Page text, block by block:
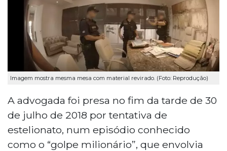
Imagem mostra mesma mesa com material revirado. (Foto: Reprodução)
A advogada foi presa no fim da tarde de 30
de julho de 2018 por tentativa de
estelionato, num episódio conhecido
como o “golpe milionário”, que envolvia